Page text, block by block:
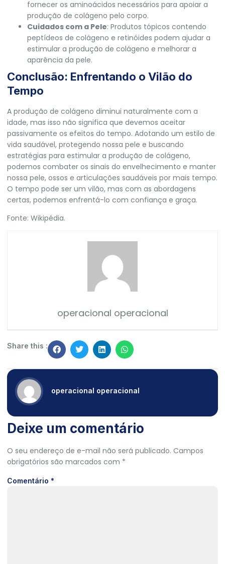
fornecer os aminoácidos necessários para apoiar a
produção de colágeno pelo corpo.
Cuidados com a Pele: Produtos tópicos contendo
peptídeos de colágeno e retinóides podem ajudar a
estimular a produção de colágeno e melhorar a
aparência da pele.
Conclusão: Enfrentando o Vilão do
Tempo
A produção de colágeno diminui naturalmente com a
idade, mas isso não significa que devemos aceitar
passivamente os efeitos do tempo. Adotando um estilo de
vida saudável, protegendo nossa pele e buscando
estratégias para estimular a produção de colágeno,
podemos combater os sinais do envelhecimento e manter
nossa pele, ossos e articulações saudáveis por mais tempo.
O tempo pode ser um vilão, mas com as abordagens
certas, podemos enfrentá-lo com confiança e graça.
Fonte: Wikipédia.
operacional operacional
Share this :
operacional operacional
Deixe um comentário
O seu endereço de e-mail não será publicado. Campos
obrigatórios são marcados com *
Comentário *